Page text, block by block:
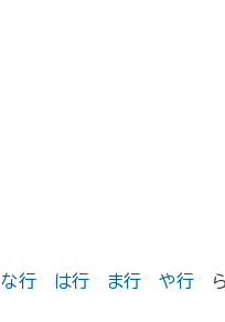
な行 は行 ま行 や行